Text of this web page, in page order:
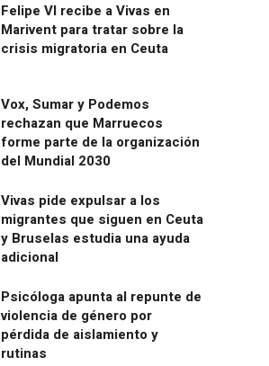
Felipe VI recibe a Vivas en
Marivent para tratar sobre la
crisis migratoria en Ceuta
Vox, Sumar y Podemos
rechazan que Marruecos
forme parte de la organización
del Mundial 2030
Vivas pide expulsar a los
migrantes que siguen en Ceuta
y Bruselas estudia una ayuda
adicional
Psicóloga apunta al repunte de
violencia de género por
pérdida de aislamiento y
rutinas